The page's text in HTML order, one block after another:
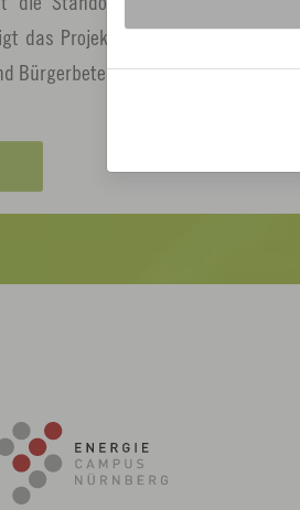
das Projekt beispielhaft, wie die
Bürgerbeteiligung erfolgreich